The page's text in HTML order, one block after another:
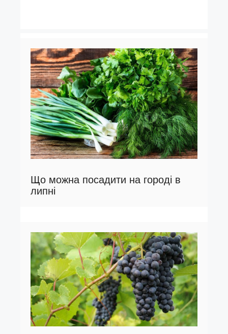
Що можна посадити на городі в
липні